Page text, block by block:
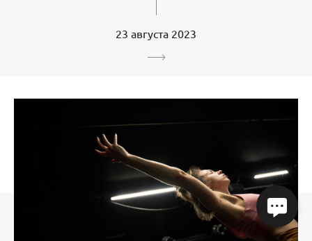
23 августа 2023